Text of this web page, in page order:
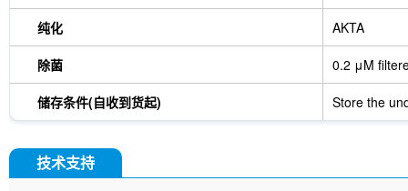
纯化 AKTA
除菌 0.2 μM
储存条件(自收到货起) Store the
技术支持